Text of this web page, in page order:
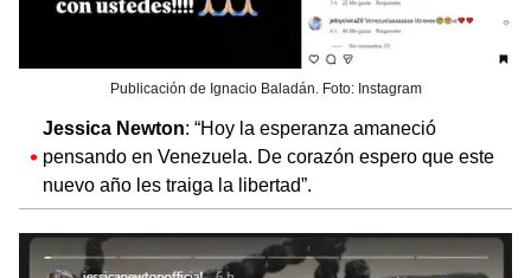
Publicación de Ignacio Baladán. Foto: Instagram
Jessica Newton: “Hoy la esperanza amaneció
pensando en Venezuela. De corazón espero que este
nuevo año les traiga la libertad”.